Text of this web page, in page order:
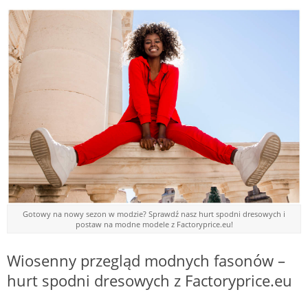
Gotowy na nowy sezon w modzie? Sprawdź nasz hurt spodni dresowych i
postaw na modne modele z Factoryprice.eu!
Wiosenny przegląd modnych fasonów –
hurt spodni dresowych z Factoryprice.eu